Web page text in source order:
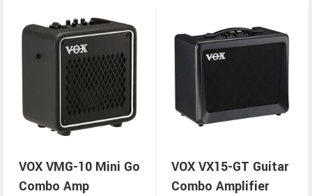
VOX VMG-10 Mini Go
Combo Amp
VOX VX15-GT Guitar
Combo Amplifier